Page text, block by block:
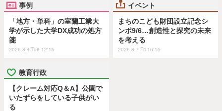
事例
「地方・単科」の室蘭工業大
学が示した大学DX成功の処方
箋
2026.8.4 Tue 12:15
イベント
まちのこども財団設立記念シ
ンポ9/6…創造性と探究の未来
を考える
2026.8.7 Fri 16:15
教育行政
【クレーム対応Q＆A】公園で
いたずらをしている子供がい
る